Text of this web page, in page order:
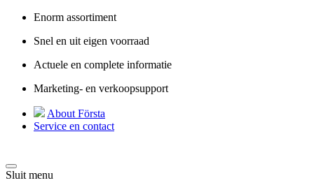
Enorm assortiment
Snel en uit eigen voorraad
Actuele en complete informatie
Marketing- en verkoopsupport
About Första
Service en contact
Sluit menu